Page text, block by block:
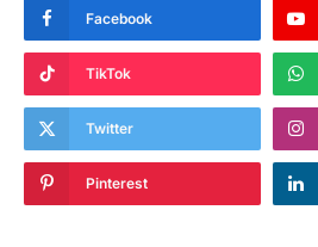
Facebook
TikTok
Twitter
Pinterest